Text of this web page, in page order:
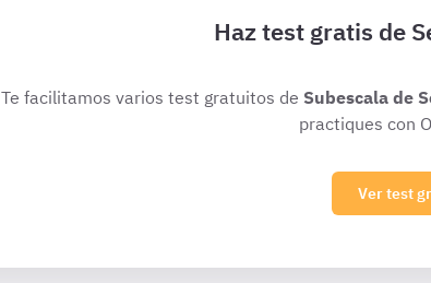
Haz test gratis de
Te facilitamos varios test gratuitos de Subescala de
practiques con
Ver test